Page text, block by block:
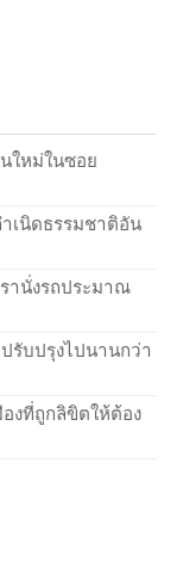
ใหม่ในซอย
เนิดธรรมชาติอัน
านั่งรถประมาณ
รับปรุงไปนานกว่า
องที่ถูกลิขิตให้ต้อง